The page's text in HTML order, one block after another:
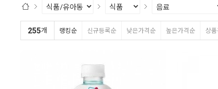
255개 랭킹순 신규등록순 낮은가격순 높은가격순 상